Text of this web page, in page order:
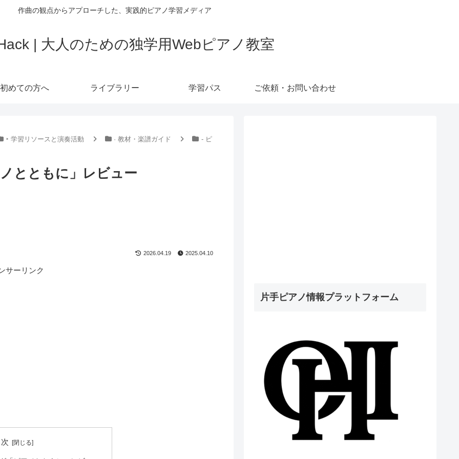
作曲の観点からアプローチした、実践的ピアノ学習メディア
| 大人のための独学用Webピアノ教室
初めての方へ ライブラリー 学習パス ご依頼・お問い合わせ
‣ 学習リソースと演奏活動 · 教材・楽譜ガイド - ピ
とともに」レビュー
2026.04.19 2025.04.10
サーリンク
片手ピアノ情報プラットフォーム